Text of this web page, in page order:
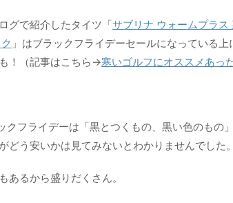
グで紹介したタイツ「サブリナ ウォームプラ
」はブラックフライデーセールになっている
！（記事はこちら→寒いゴルフにオススメあっ
クフライデーは「黒とつくもの、黒い色のもの
どう安いかは見てみないとわかりませんでした。
あるから盛りだくさん。